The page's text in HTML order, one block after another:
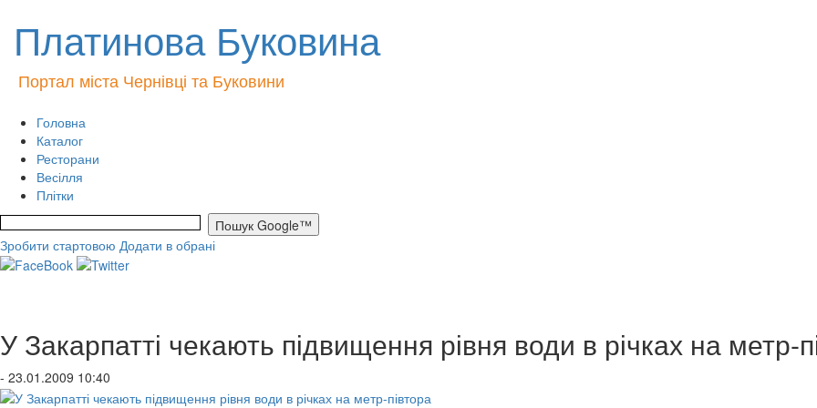
Платинова Буковина
Портал міста Чернівці та Буковини
Головна
Каталог
Ресторани
Весілля
Плітки
Зробити стартовою Додати в обрані
У Закарпатті чекають підвищення рівня води в річках на метр-
- 23.01.2009 10:40